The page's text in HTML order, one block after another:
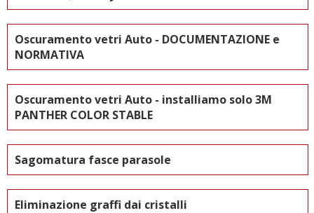
Oscuramento vetri Auto - DOCUMENTAZIONE e
NORMATIVA
Oscuramento vetri Auto - installiamo solo 3M
PANTHER COLOR STABLE
Sagomatura fasce parasole
Eliminazione graffi dai cristalli